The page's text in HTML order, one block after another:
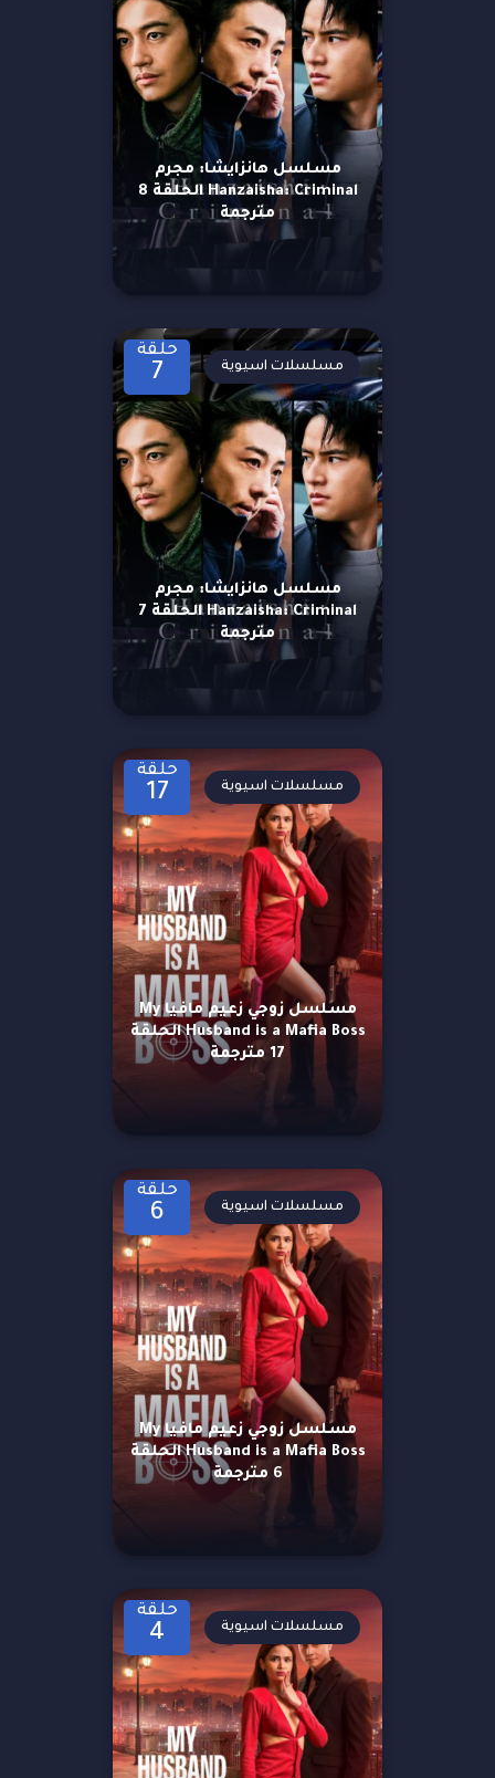
مسلسل هانزايشا: مجرم
Hanzaisha: Criminal الحلقة 8
مترجمة
حلقة
7
مسلسل هانزايشا: مجرم
Hanzaisha: Criminal الحلقة 7
مترجمة
مسلسلات اسيوية
حلقة
17
مسلسل زوجي زعيم مافيا My
Husband is a Mafia Boss الحلقة
17 مترجمة
مسلسلات اسيوية
حلقة
6
مسلسل زوجي زعيم مافيا My
Husband is a Mafia Boss الحلقة
6 مترجمة
مسلسلات اسيوية
حلقة
4 مسلسلات اسيوية